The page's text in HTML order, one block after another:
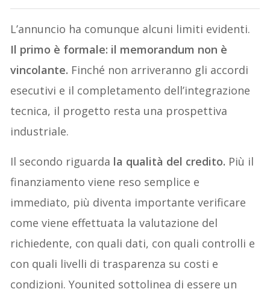
L’annuncio ha comunque alcuni limiti evidenti.
Il primo è formale: il memorandum non è
vincolante. Finché non arriveranno gli accordi
esecutivi e il completamento dell’integrazione
tecnica, il progetto resta una prospettiva
industriale.
Il secondo riguarda la qualità del credito. Più il
finanziamento viene reso semplice e
immediato, più diventa importante verificare
come viene effettuata la valutazione del
richiedente, con quali dati, con quali controlli e
con quali livelli di trasparenza su costi e
condizioni. Younited sottolinea di essere un